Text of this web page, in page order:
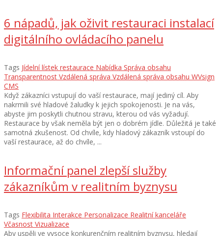
6 nápadů, jak oživit restauraci instalací
digitálního ovládacího panelu
Tags Jídelní lístek restaurace Nabídka Správa obsahu
Transparentnost Vzdálená správa Vzdálená správa obsahu WVsign
CMS
Když zákazníci vstupují do vaší restaurace, mají jediný cíl. Aby
nakrmili své hladové žaludky k jejich spokojenosti. Je na vás,
abyste jim poskytli chutnou stravu, kterou od vás vyžadují.
Restaurace by však neměla být jen o dobrém jídle. Důležitá je také
samotná zkušenost. Od chvíle, kdy hladový zákazník vstoupí do
vaší restaurace, až do chvíle, ...
Informační panel zlepší služby
zákazníkům v realitním byznysu
Tags Flexibilita Interakce Personalizace Realitní kanceláře
Včasnost Vizualizace
Aby uspěli ve vysoce konkurenčním realitním byznysu, hledají